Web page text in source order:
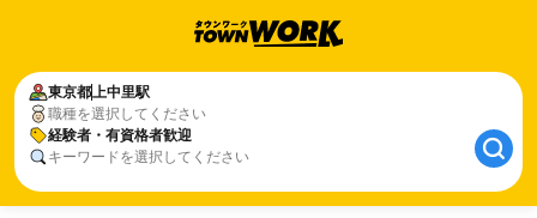
東京都上中里駅
職種を選択してください
経験者・有資格者歓迎
キーワードを選択してください